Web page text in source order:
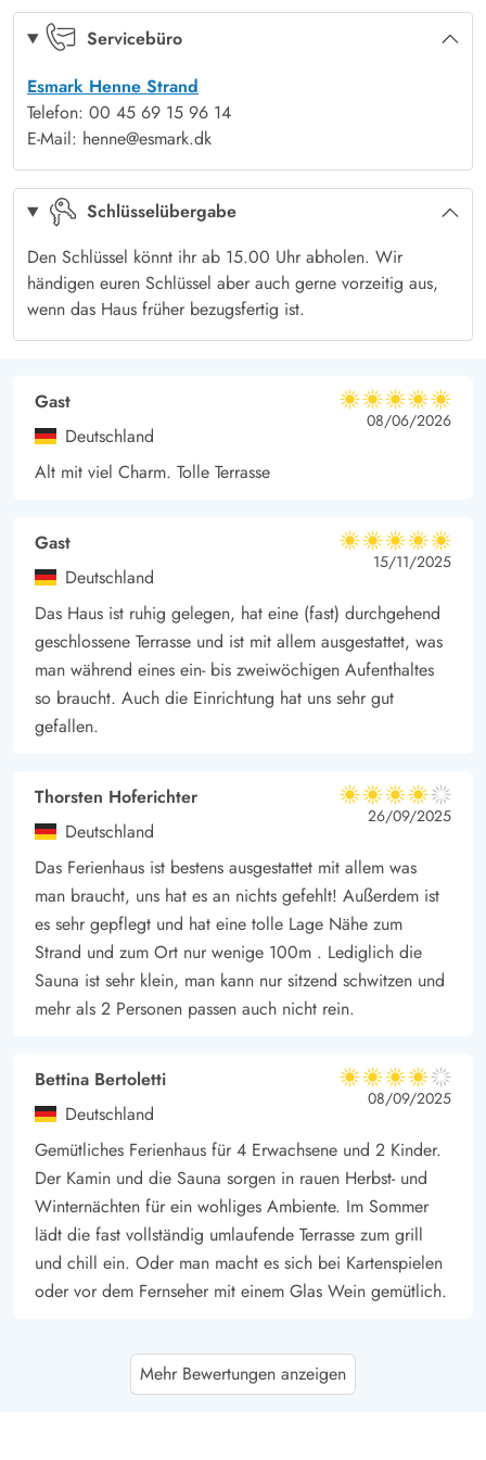
die Kinder ausgelassen spielen können oder ihr macht eine
Spaziergang mit den Füssen in der Wasserkante.
Servicebüro
Esmark Henne Strand
Telefon: 00 45 69 15 96 14
E-Mail: henne@esmark.dk
Schlüsselübergabe
Den Schlüssel könnt ihr ab 15.00 Uhr abholen. Wir
händigen euren Schlüssel aber auch gerne vorzeitig aus,
wenn das Haus früher bezugsfertig ist.
Gast
Deutschland
5 von 5
5 von 5
5 out of 5
08/06/2026
Alt mit viel Charm. Tolle Terrasse
Gast
Deutschland
5 von 5
5 von 5
5 out of 5
15/11/2025
Das Haus ist ruhig gelegen, hat eine (fast) durchgehend
geschlossene Terrasse und ist mit allem ausgestattet, was
man während eines ein- bis zweiwöchigen Aufenthaltes
so braucht. Auch die Einrichtung hat uns sehr gut
gefallen.
Thorsten Hoferichter
Deutschland
4 von 5
4 von 5
4 out of 5
26/09/2025
Das Ferienhaus ist bestens ausgestattet mit allem was
man braucht, uns hat es an nichts gefehlt! Außerdem ist
es sehr gepflegt und hat eine tolle Lage Nähe zum
Strand und zum Ort nur wenige 100m . Lediglich die
Sauna ist sehr klein, man kann nur sitzend schwitzen und
mehr als 2 Personen passen auch nicht rein.
Bettina Bertoletti
Deutschland
4 von 5
4 von 5
4 out of 5
08/09/2025
Gemütliches Ferienhaus für 4 Erwachsene und 2 Kinder.
Der Kamin und die Sauna sorgen in rauen Herbst- und
Winternächten für ein wohliges Ambiente. Im Sommer
lädt die fast vollständig umlaufende Terrasse zum grill
und chill ein. Oder man macht es sich bei Kartenspielen
oder vor dem Fernseher mit einem Glas Wein gemütlich.
Arnold Gerdes
Deutschland
4.5 von 5
4.5 out of 5
Mehr Bewertungen anzeigen